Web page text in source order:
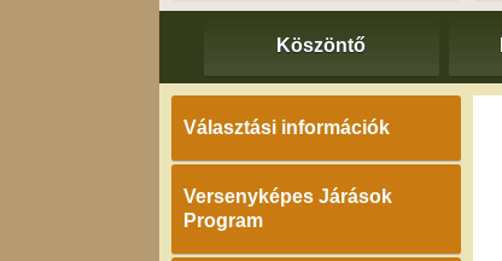
Köszöntő
Választási információk
Versenyképes Járások
Program